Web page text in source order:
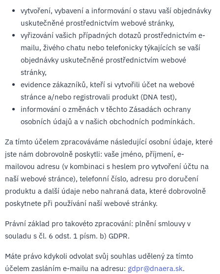
vytvoření, vybavení a informování o stavu vaší objednávky
uskutečněné prostřednictvím webové stránky,
vyřizování vašich případných dotazů prostřednictvím e-
mailu, živého chatu nebo telefonicky týkajících se vaší
objednávky uskutečněné prostřednictvím webové
stránky,
evidence zákazníků, kteří si vytvořili účet na webové
stránce a/nebo registrovali produkt (DNA test),
informování o změnách v těchto Zásadách ochrany
osobních údajů a v našich obchodních podmínkách.
Za tímto účelem zpracováváme následující osobní údaje, které
jste nám dobrovolně poskytli: vaše jméno, příjmení, e-
mailovou adresu (v kombinaci s heslem pro vytvoření účtu na
naší webové stránce), telefonní číslo, adresu pro doručení
produktu a další údaje nebo nahraná data, které dobrovolně
poskytnete při používání naší webové stránky.
Právní základ pro takovéto zpracování: plnění smlouvy v
souladu s čl. 6 odst. 1 písm. b) GDPR.
Máte právo kdykoli odvolat svůj souhlas udělený za tímto
účelem zasláním e-mailu na adresu: gdpr@dnaera.sk.